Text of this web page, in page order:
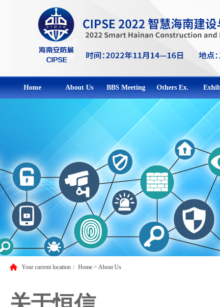
Home About Us BBS Meeting Others Ex.
Your current location： Home > About Us